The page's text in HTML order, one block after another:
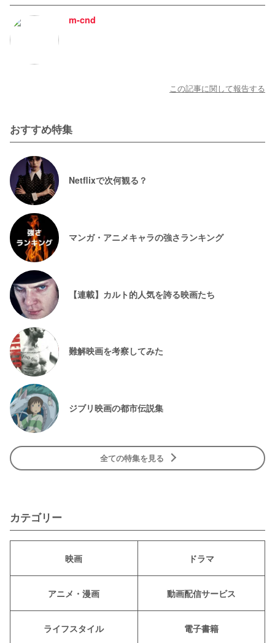
m-cnd
この記事に関して報告する
おすすめ特集
Netflixで次何観る？
マンガ・アニメキャラの強さランキング
【連載】カルト的人気を誇る映画たち
難解映画を考察してみた
ジブリ映画の都市伝説集
全ての特集を見る
カテゴリー
映画 ドラマ
アニメ・漫画 動画配信サービス
ライフスタイル 電子書籍